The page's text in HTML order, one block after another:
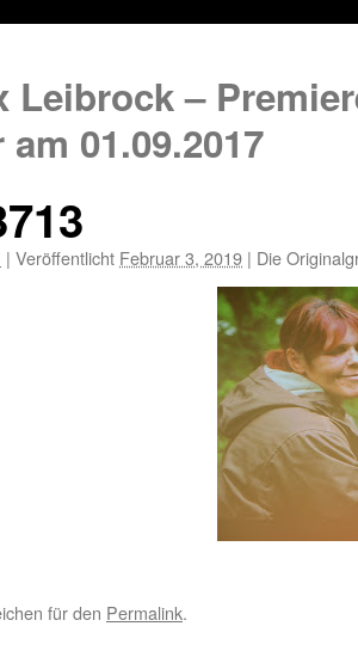
Leibrock –
01.09.2017
| Veröffentlicht Februar 3, 2019 | Die
für den Permalink.